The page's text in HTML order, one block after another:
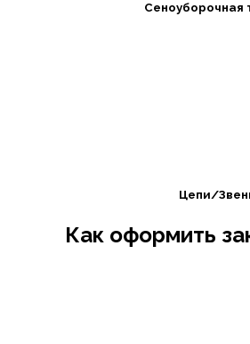
Сеноуборочная
Цепи/
Как оформить